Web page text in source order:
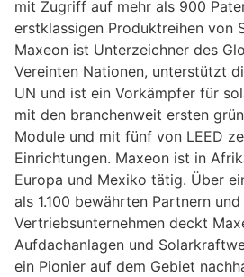
mit Zugriff auf mehr als 900
erstklassigen Produktreihen von
Maxeon ist Unterzeichner des
Vereinten Nationen, unterstützt
UN und ist ein Vorkämpfer für
mit den branchenweit ersten
Module und mit fünf von LEED
Einrichtungen. Maxeon ist in
Europa und Mexiko tätig. Über
als 1.100 bewährten Partnern und
Vertriebsunternehmen deckt
Aufdachanlagen und
ein Pionier auf dem Gebiet